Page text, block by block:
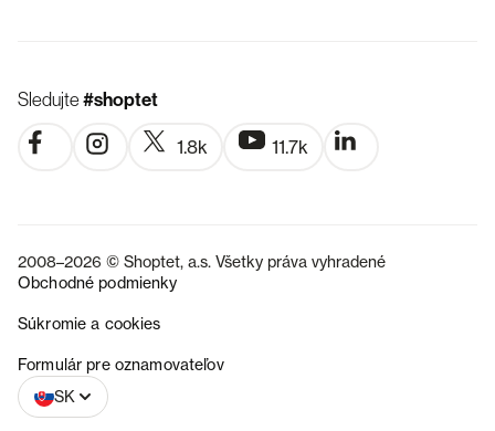
Sledujte#shoptet
1.8k 11.7k
2008–2026 © Shoptet, a.s. Všetky práva vyhradené
Obchodné podmienky
Súkromie a cookies
Formulár pre oznamovateľov
SK